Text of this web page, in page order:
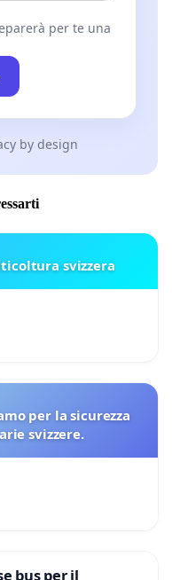
per te una
by design
svizzera
per la sicurezza
svizzere.
bus per il